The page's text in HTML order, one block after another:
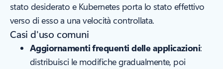
stato desiderato e Kubernetes porta lo stato effettivo
verso di esso a una velocità controllata.
Casi d'uso comuni
Aggiornamenti frequenti delle applicazioni:
distribuisci le modifiche gradualmente, poi